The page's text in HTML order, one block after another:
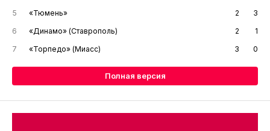
5
«Тюмень» 2
3
6
«Динамо» (Ставрополь) 2
1
7
«Торпедо» (Миасс) 3 0
Полная версия